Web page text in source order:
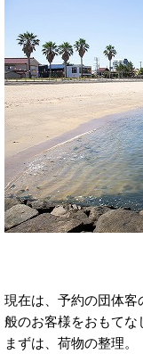
現在は、予約の団体
般のお客様をおもてな
まずは、荷物の整理。